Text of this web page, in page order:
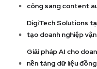
công sang content
DigiTech Solutions
tạo doanh nghiệp
Giải pháp AI cho
nền tảng dữ liệu